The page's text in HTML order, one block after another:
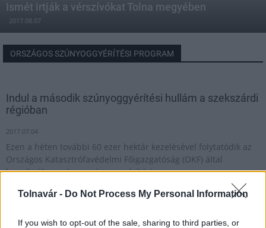
Tolnavár - Do Not Process My Personal Information
If you wish to opt-out of the sale, sharing to third parties, or
Ismét irtják a vérszívókat Tolna megyében
2017.08.07
ORSZÁGOS SZÚNYOGGYÉRÍTÉSI PROGRAM
Indul a második szúnyoggyérítési hullám a szekszárdi
régióban
2017.07.04
Ezen a héten további 60 ezer hektár kezelésével folytatódik az
Országos Katasztrófavédelmi Főigazgatóság (OKF) által
koordinált országos szúnyoggyérítési program.